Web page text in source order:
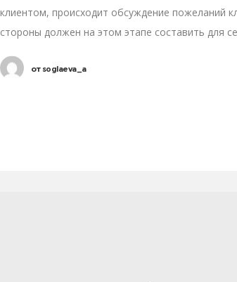
клиентом, происходит обсуждение пожеланий
стороны должен на этом этапе составить для
отsoglaeva_a